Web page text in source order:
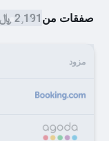
صفقات من2,191 ﷼
مزود